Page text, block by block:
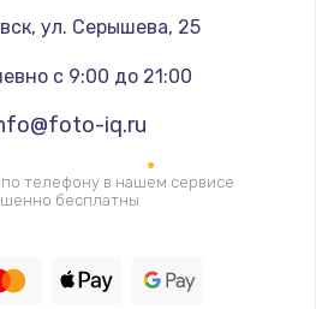
700 руб.
Заказать
2500 руб.
, ул. Серышева, 25
с 9:00 до 21:00
iq.ru
телефону в нашем сервисе
бесплатны